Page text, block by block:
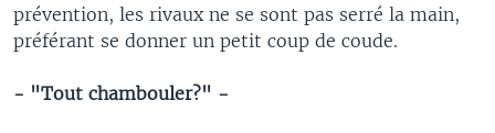
prévention, les rivaux ne se sont pas serré la main,
préférant se donner un petit coup de coude.
- "Tout chambouler?" -